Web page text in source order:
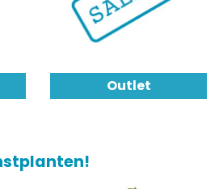
Outlet